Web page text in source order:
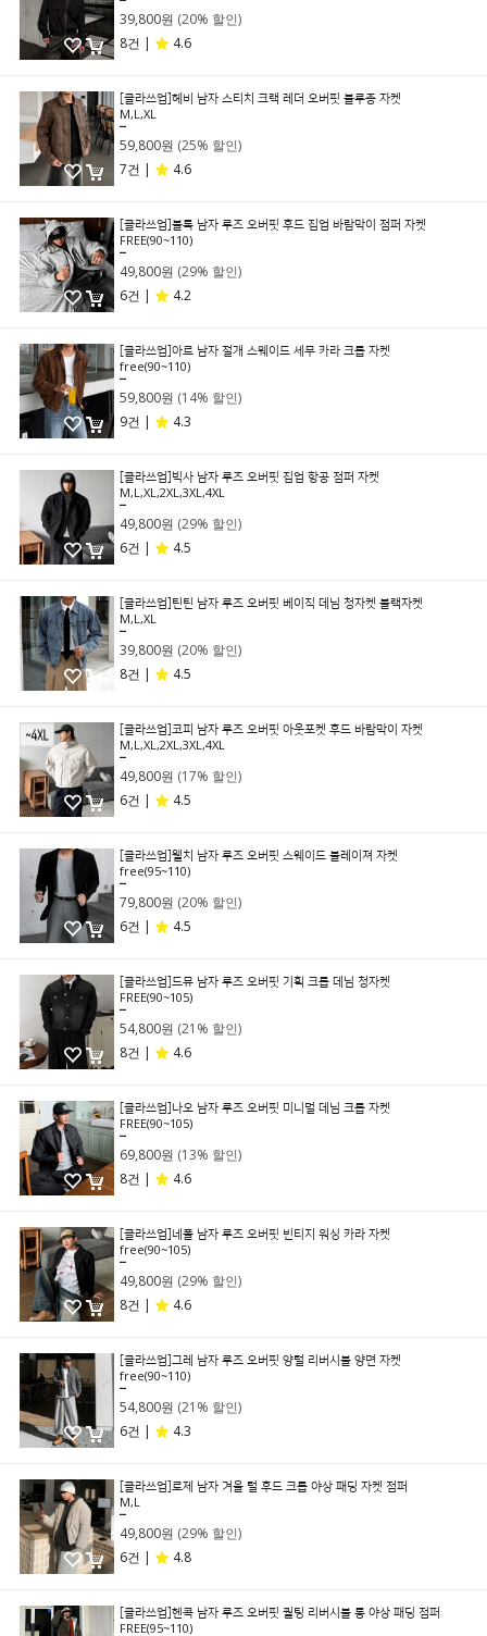
39,800원 (20% 할인)
8건 |
4.6
[클라쓰업]헤비 남자 스티치 크랙 레더 오버핏 블루종 자켓
M,L,XL
59,800원 (25% 할인)
7건 |
4.6
[클라쓰업]블록 남자 루즈 오버핏 후드 집업 바람막이 점퍼 자켓
FREE(90~110)
49,800원 (29% 할인)
6건 |
4.2
[클라쓰업]아르 남자 절개 스웨이드 세무 카라 크롭 자켓
free(90~110)
59,800원 (14% 할인)
9건 |
4.3
[클라쓰업]빅사 남자 루즈 오버핏 집업 항공 점퍼 자켓
M,L,XL,2XL,3XL,4XL
49,800원 (29% 할인)
6건 |
4.5
[클라쓰업]틴틴 남자 루즈 오버핏 베이직 데님 청자켓 블랙자켓
M,L,XL
39,800원 (20% 할인)
8건 |
4.5
[클라쓰업]코피 남자 루즈 오버핏 아웃포켓 후드 바람막이 자켓
M,L,XL,2XL,3XL,4XL
49,800원 (17% 할인)
6건 |
4.5
[클라쓰업]웰치 남자 루즈 오버핏 스웨이드 블레이져 자켓
free(95~110)
79,800원 (20% 할인)
6건 |
4.5
[클라쓰업]드뮤 남자 루즈 오버핏 기획 크롭 데님 청자켓
FREE(90~105)
54,800원 (21% 할인)
8건 |
4.6
[클라쓰업]나오 남자 루즈 오버핏 미니멀 데님 크롭 자켓
FREE(90~105)
69,800원 (13% 할인)
8건 |
4.6
[클라쓰업]네폴 남자 루즈 오버핏 빈티지 워싱 카라 자켓
free(90~105)
49,800원 (29% 할인)
8건 |
4.6
[클라쓰업]그레 남자 루즈 오버핏 양털 리버시블 양면 자켓
free(90~110)
54,800원 (21% 할인)
6건 |
4.3
[클라쓰업]로제 남자 겨울 털 후드 크롭 야상 패딩 자켓 점퍼
M,L
49,800원 (29% 할인)
6건 |
4.8
[클라쓰업]헨콕 남자 루즈 오버핏 퀄팅 리버시블 롱 야상 패딩 점퍼
FREE(95~110)